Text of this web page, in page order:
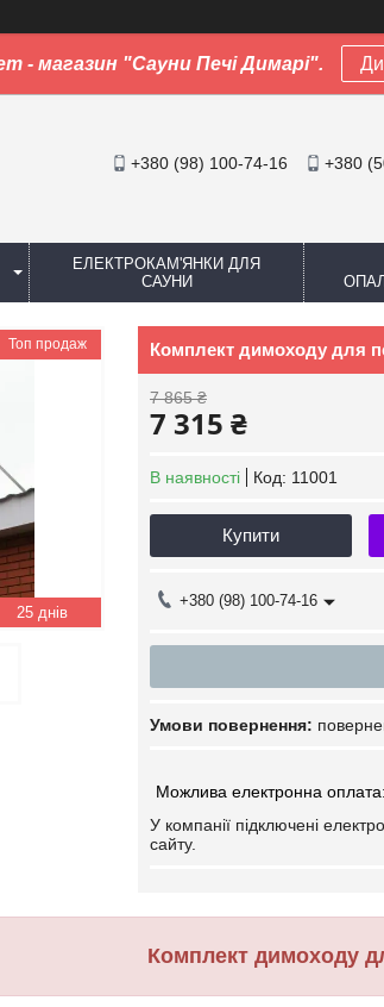
- магазин "Сауни Печі Димарі".
+380 (98) 100-74-16 +380
ЕЛЕКТРОКАМ'ЯНКИ ДЛЯ
САУНИ
25 днів
Топ продаж Комплект димоходу для
7 865 ₴
7 315 ₴
В наявності Код: 11001
Купити
+380 (98) 100-74-16
У компанії підключені
сайту.
Комплект димоходу